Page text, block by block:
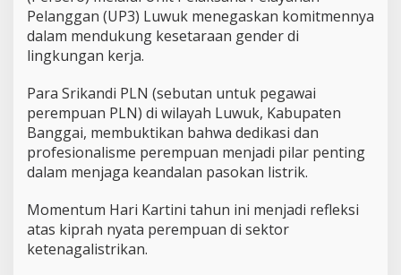
o
n
b
u
s
N
y
t
a
Pelanggan (UP3) Luwuk menegaskan komitmennya
dalam mendukung kesetaraan gender di
lingkungan kerja.
Para Srikandi PLN (sebutan untuk pegawai
perempuan PLN) di wilayah Luwuk, Kabupaten
Banggai, membuktikan bahwa dedikasi dan
profesionalisme perempuan menjadi pilar penting
dalam menjaga keandalan pasokan listrik.
Momentum Hari Kartini tahun ini menjadi refleksi
atas kiprah nyata perempuan di sektor
ketenagalistrikan.